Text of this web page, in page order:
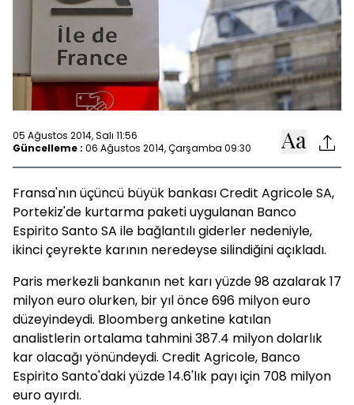
05 Ağustos 2014, Salı 11:56
Güncelleme : 06 Ağustos 2014, Çarşamba 09:30
Fransa'nın üçüncü büyük bankası Credit Agricole SA,
Portekiz'de kurtarma paketi uygulanan Banco
Espirito Santo SA ile bağlantılı giderler nedeniyle,
ikinci çeyrekte karının neredeyse silindiğini açıkladı.
Paris merkezli bankanın net karı yüzde 98 azalarak 17
milyon euro olurken, bir yıl önce 696 milyon euro
düzeyindeydi. Bloomberg anketine katılan
analistlerin ortalama tahmini 387.4 milyon dolarlık
kar olacağı yönündeydi. Credit Agricole, Banco
Espirito Santo'daki yüzde 14.6'lık payı için 708 milyon
euro ayırdı.